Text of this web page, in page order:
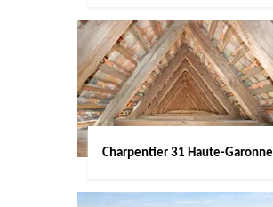
Charpentier 31 Haute-Garonne